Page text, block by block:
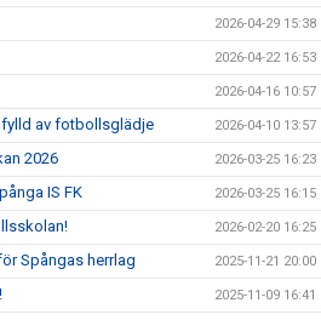
2026-04-29 15:38
2026-04-22 16:53
2026-04-16 10:57
fylld av fotbollsglädje 2026-04-10 13:57
2026 2026-03-25 16:23
IS FK 2026-03-25 16:15
2026-02-20 16:25
Spångas herrlag 2025-11-21 20:00
2025-11-09 16:41